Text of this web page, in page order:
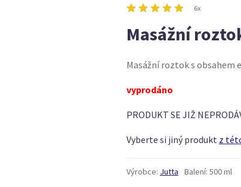
6x
Masážní
Masážní roztok s obsahem
vyprodáno
PRODUKT SE JIŽ
Vyberte si jiný produkt z
Výrobce: Jutta Balení: 500 ml